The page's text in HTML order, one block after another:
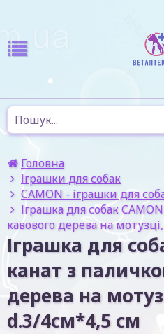
Головна
Іграшки для собак
CAMON - іграшки для
Іграшка для собак
кавового дерева на
Іграшка для
канат з
дерева на
d.3/4cм*4,5 см